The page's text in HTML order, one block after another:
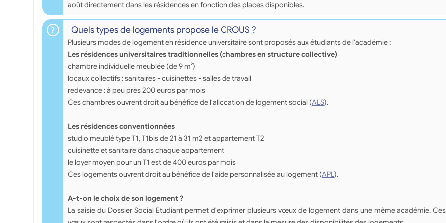
août directement dans les résidences en fonction des places disponibles.
Quels types de logements propose le CROUS ?
Plusieurs modes de logement en résidence universitaire sont proposés aux étudiants de l'académie :
Les résidences universitaires traditionnelles (chambres en structure collective)
chambre individuelle meublée (de 9 m²)
locaux collectifs : sanitaires - cuisinettes - salles de travail
redevance : à peu près 200 euros par mois
Ces chambres ouvrent droit au bénéfice de l'allocation de logement social (ALS).
Les résidences conventionnées
studio meublé type T1, T1bis de 21 à 31 m2 et appartement T2
cuisinette et sanitaire dans chaque appartement
le loyer moyen pour un T1 est de 400 euros par mois
Ces logements ouvrent droit au bénéfice de l'aide personnalisée au logement (APL).
A-t-on le choix de son logement ?
La saisie du Dossier Social Etudiant permet d'exprimer plusieurs vœux de logement dans une même académie. Ces